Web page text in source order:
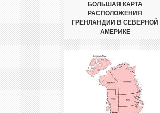
БОЛЬШАЯ КАРТА
РАСПОЛОЖЕНИЯ
ГРЕНЛАНДИИ В СЕВЕРНОЙ
АМЕРИКЕ